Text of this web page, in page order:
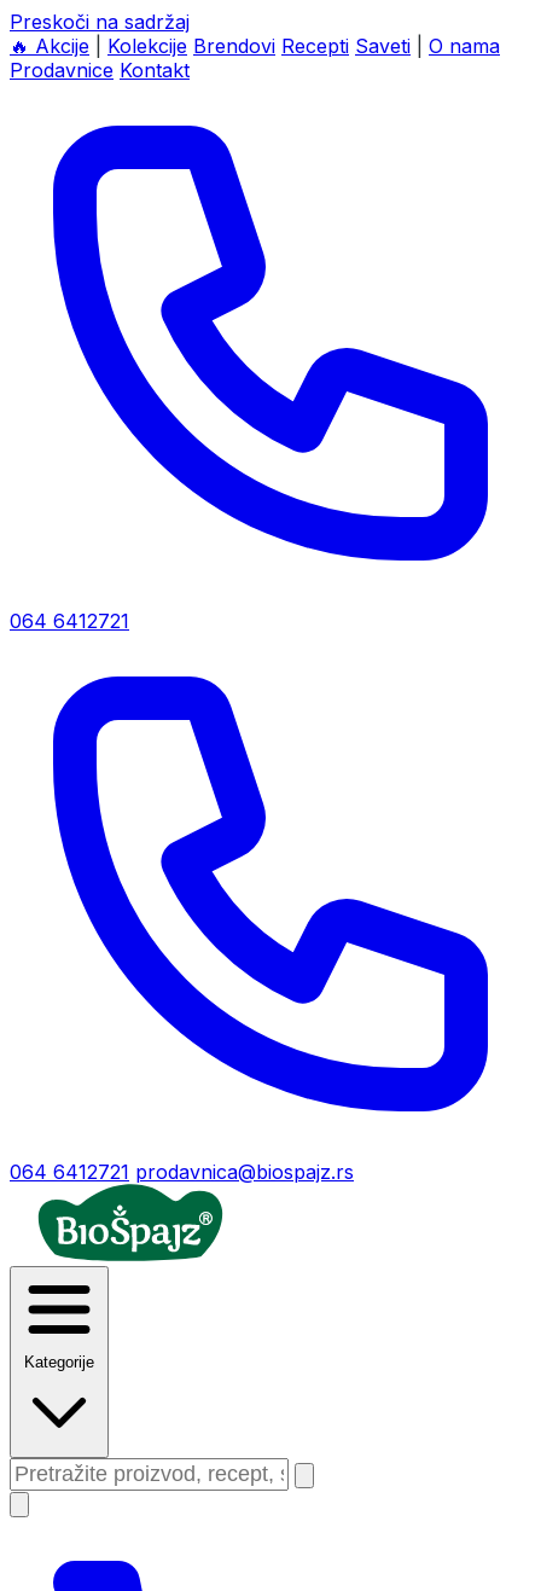
Preskoči na sadržaj
🔥 Akcije Kolekcije Brendovi Recepti Saveti
O nama
Prodavnice Kontakt
064 6412721
064 6412721 prodavnica@biospajz.rs
Kategorije